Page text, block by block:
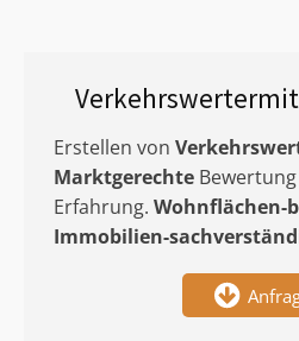
Erstellen von
Marktgerechte
Erfahrung. Wohnflächen-
Immobilien-